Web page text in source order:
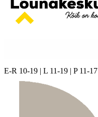
E-R 10-19 | L 11-19 | P 11-17